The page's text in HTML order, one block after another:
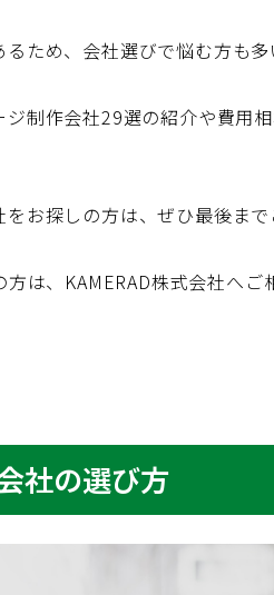
ため、会社選びで悩む方も多
制作会社29選の紹介や費用
お探しの方は、ぜひ最後まで
は、KAMERAD株式会社へご
社の選び方